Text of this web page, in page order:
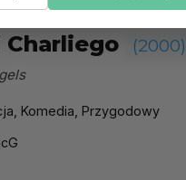
Charliego (2000)
Komedia, Przygodowy